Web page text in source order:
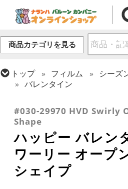
商品カテゴリを見る
トップ フィルム
シーズ
バレンタイン
#030-29970 HVD Swirly
Shape
ハッピー バレン
ワーリー オープ
シェイプ